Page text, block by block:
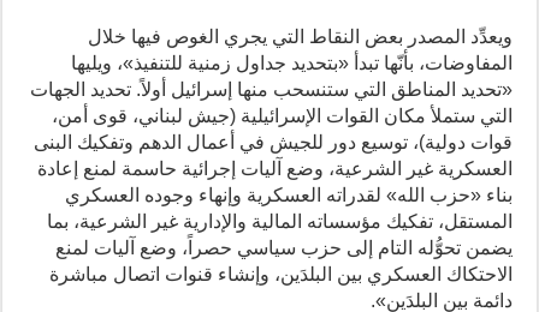
ويعدِّد المصدر بعض النقاط التي يجري الغوص فيها خلال
المفاوضات، بأنّها تبدأ «بتحديد جداول زمنية للتنفيذ»، ويليها
«تحديد المناطق التي ستنسحب منها إسرائيل أولاً. تحديد الجهات
التي ستملأ مكان القوات الإسرائيلية (جيش لبناني، قوى أمن،
قوات دولية)، توسيع دور للجيش في أعمال الدهم وتفكيك البنى
العسكرية غير الشرعية، وضع آليات إجرائية حاسمة لمنع إعادة
بناء «حزب الله» لقدراته العسكرية وإنهاء وجوده العسكري
المستقل، تفكيك مؤسساته المالية والإدارية غير الشرعية، بما
يضمن تحوُّله التام إلى حزب سياسي حصراً، وضع آليات لمنع
الاحتكاك العسكري بين البلدَين، وإنشاء قنوات اتصال مباشرة
دائمة بين البلدَين».